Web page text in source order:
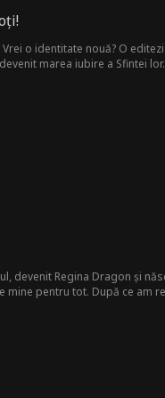
o identitate nouă? O
marea iubire a Sfintei
devenit Regina Dragon și
pentru tot. După ce am